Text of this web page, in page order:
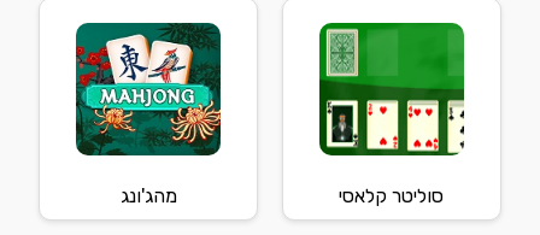
סוליטר קלאסי מהג'ונג